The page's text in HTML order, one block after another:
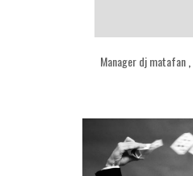
Manager dj matafan